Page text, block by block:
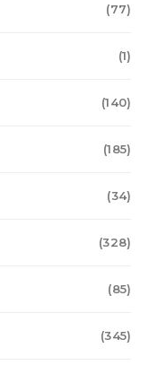
(77)
(1)
(140)
(185)
(34)
(328)
(85)
(345)